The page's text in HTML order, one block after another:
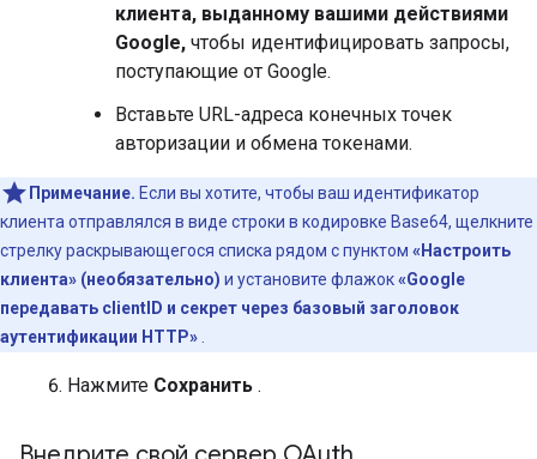
клиента, выданному вашими действиями
Google, чтобы идентифицировать запросы,
поступающие от Google.
Вставьте URL-адреса конечных точек
авторизации и обмена токенами.
Примечание. Если вы хотите, чтобы ваш идентификатор
клиента отправлялся в виде строки в кодировке Base64, щелкните
стрелку раскрывающегося списка рядом с пунктом «Настроить
клиента» (необязательно) и установите флажок«Google
передавать clientID и секрет через базовый заголовок
аутентификации HTTP»
Нажмите Сохранить .